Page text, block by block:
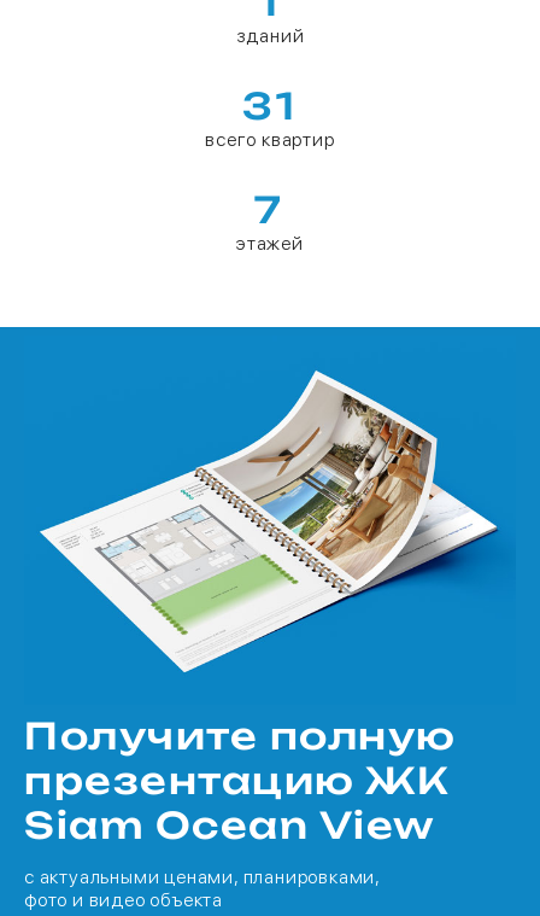
зданий
31
всего квартир
7
этажей
Получите полную
презентацию ЖК
Siam Ocean View
с актуальными ценами, планировками,
фото и видео объекта